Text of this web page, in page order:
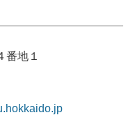
地１